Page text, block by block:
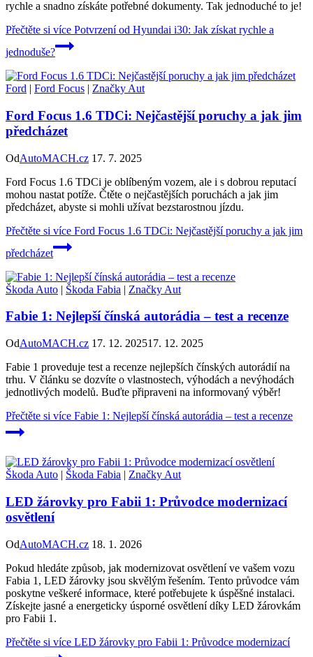
rychle a snadno získáte potřebné dokumenty. Tak jednoduché to je!
Přečtěte si více Potvrzení od Hyundai i30: Jak získat rychle a
jednoduše?
Ford | Ford Focus | Značky Aut
Ford Focus 1.6 TDCi: Nejčastější poruchy a jak jim
předcházet
OdAutoMACH.cz 17. 7. 2025
Ford Focus 1.6 TDCi je oblíbeným vozem, ale i s dobrou reputací
mohou nastat potíže. Čtěte o nejčastějších poruchách a jak jim
předcházet, abyste si mohli užívat bezstarostnou jízdu.
Přečtěte si více Ford Focus 1.6 TDCi: Nejčastější poruchy a jak jim
předcházet
Škoda Auto | Škoda Fabia | Značky Aut
Fabie 1: Nejlepší čínská autorádia – test a recenze
OdAutoMACH.cz 17. 12. 202517. 12. 2025
Fabie 1 proveduje test a recenze nejlepších čínských autorádií na
trhu. V článku se dozvíte o vlastnostech, výhodách a nevýhodách
jednotlivých modelů. Buďte připraveni na informovaný výběr!
Přečtěte si více Fabie 1: Nejlepší čínská autorádia – test a recenze
Škoda Auto | Škoda Fabia | Značky Aut
LED žárovky pro Fabii 1: Průvodce modernizací
osvětlení
OdAutoMACH.cz 18. 1. 2026
Pokud hledáte způsob, jak modernizovat osvětlení ve vašem vozu
Fabia 1, LED žárovky jsou skvělým řešením. Tento průvodce vám
poskytne veškeré informace, které potřebujete k úspěšné instalaci.
Získejte jasné a energeticky úsporné osvětlení díky LED žárovkám
pro Fabii 1.
Přečtěte si více LED žárovky pro Fabii 1: Průvodce modernizací